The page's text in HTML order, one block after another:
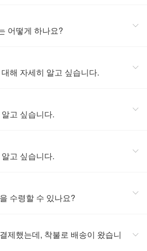
어떻게 하나요?
해 자세히 알고 싶습니다.
고 싶습니다.
고 싶습니다.
수령할 수 있나요?
제했는데, 착불로 배송이 왔습니